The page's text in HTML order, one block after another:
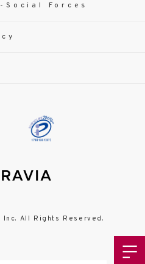
Forces
Inc. All Rights Reserved.